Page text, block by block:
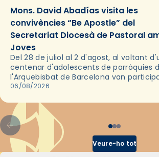
Mons. David Abadías visita les
convivències “Be Apostle” del
Secretariat Diocesà de Pastoral
Joves
Del 28 de juliol al 2 d'agost, al voltant
centenar d'adolescents de parròquies
l'Arquebisbat de Barcelona van
les convivències Be Apostle,
06/08/2026
Veure-ho tot